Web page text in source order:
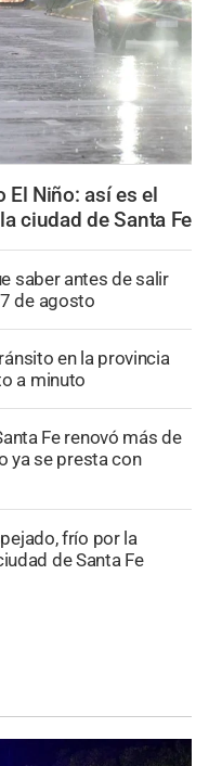
El Niño: así es el
ciudad de Santa Fe
saber antes de salir
de agosto
en la provincia
a minuto
Fe renovó más de
ya se presta con
frío por la
de Santa Fe